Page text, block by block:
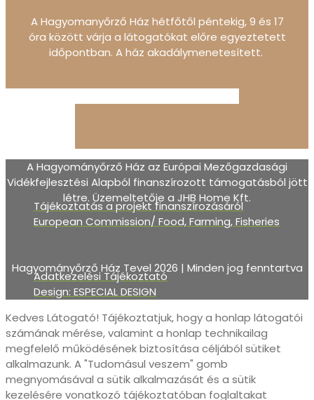
A Hagyomanyőrző Ház hétfőtől péntekig, 9 és 17
óra között várja a látogatókat előre egyeztetett
időpontban. A ház akadálymenetesített.
A Hagyományőrző Ház az Európai Mezőgazdasági
Vidékfejlesztési Alapból finanszírozott támogatásból jött
létre. Üzemeltetője a JHB Home Kft.
Tájékoztatás a projekt finanszírozásáról
European Commission/ Food, Farming, Fisheries
Hagyományőrző Ház Tevel 2026 | Minden jog fenntartva
Adatkezelési Tájékoztató
Design: ESPECIAL DESIGN
Kedves Látogató! Tájékoztatjuk, hogy a honlap látogatói
számának mérése, valamint a honlap technikailag
megfelelő működésének biztosítása céljából sütiket
alkalmazunk. A "Tudomásul veszem" gomb
megnyomásával a sütik alkalmazását és a sütik
kezelésére vonatkozó tájékoztatóban foglaltakat